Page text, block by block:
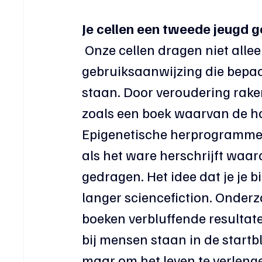
Je cellen een tweede jeugd
gebruiksaanwijzing die
staan. Door veroudering
zoals een boek waarvan de
Epigenetische
als het ware herschrijft
gedragen. Het idee dat je je
langer sciencefiction.
boeken verbluffende
bij mensen staan in de